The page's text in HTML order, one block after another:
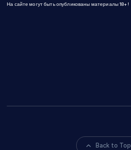
На сайте могут быть опубликованы материалы 18+!
Back to Top